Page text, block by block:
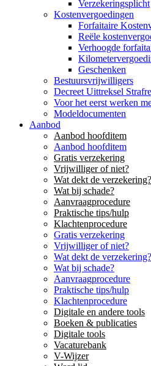
Verzekeringsplicht
Kostenvergoedingen
Forfaitaire
Reële
Verhoogde
Geschenken
Bestuursvrijwilligers
Decreet Uittreksel
Voor het eerst werken
Modeldocumenten
Aanbod
Aanbod hoofditem
Aanbod hoofditem
Gratis verzekering
Vrijwilliger of niet?
Wat dekt de verzekering?
Wat bij schade?
Aanvraagprocedure
Praktische tips/hulp
Klachtenprocedure
Gratis verzekering
Vrijwilliger of niet?
Wat dekt de verzekering?
Wat bij schade?
Aanvraagprocedure
Praktische tips/hulp
Klachtenprocedure
Digitale en andere tools
Boeken & publicaties
Digitale tools
Vacaturebank
V-Wijzer